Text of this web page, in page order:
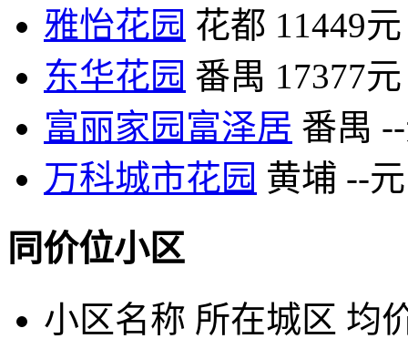
雅怡花园 花都 11449元
东华花园 番禺 17377元
富丽家园富泽居 番禺
万科城市花园 黄埔 --元
同价位小区
小区名称 所在城区 均